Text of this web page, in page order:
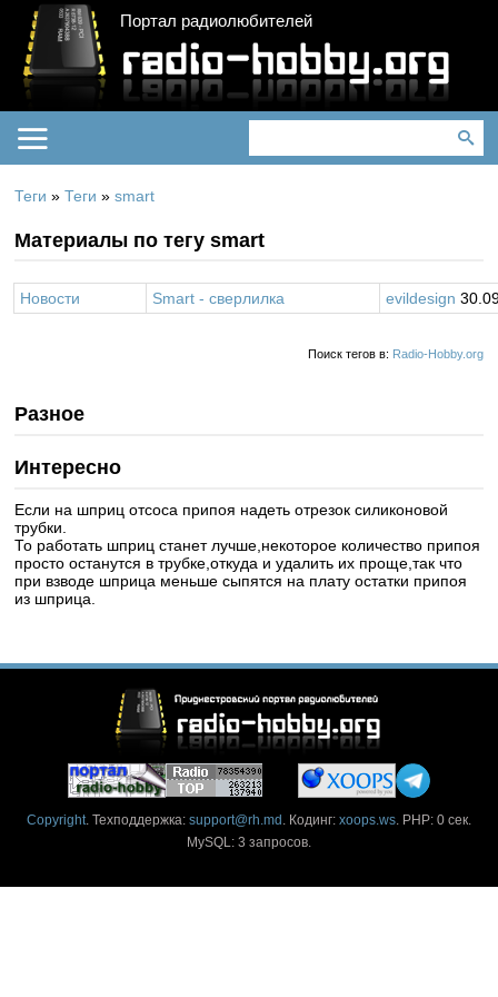
Портал радиолюбителей
Теги »Теги »smart
Материалы по тегу smart
Новости Smart - сверлилка evildesign
Поиск тегов в: Radio-Hobby.org
Разное
Интересно
Если на шприц отсоса припоя надеть отрезок силиконовой
трубки.
То работать шприц станет лучше,некоторое количество припоя
просто останутся в трубке,откуда и удалить их проще,так что
при взводе шприца меньше сыпятся на плату остатки припоя
из шприца.
Copyright. Техподдержка: support@rh.md . Кодинг: xoops.ws. PHP: 0 сек.
MySQL: 3 запросов.